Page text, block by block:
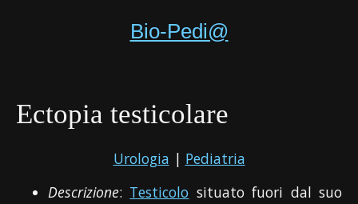
Bio-Pedi@
Ectopia testicolare
Urologia | Pediatria
Descrizione: Testicolo situato fuori dal suo